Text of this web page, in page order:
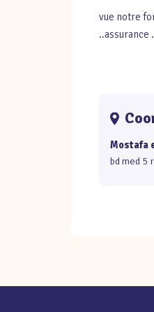
vue notre
..assurance
Mostafa
bd med 5